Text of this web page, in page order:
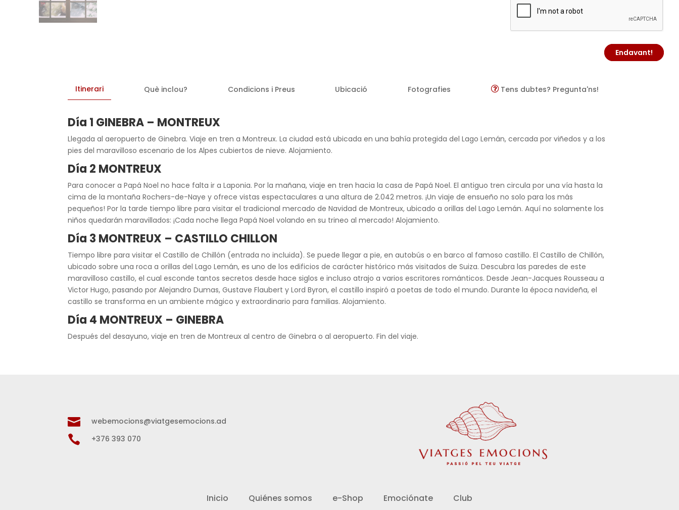
Endavant!
Itinerari Què inclou? Condicions i Preus Ubicació Fotografies Tens dubtes? Pregunta'ns!
Día 1 GINEBRA – MONTREUX
Llegada al aeropuerto de Ginebra. Viaje en tren a Montreux. La ciudad está ubicada en una bahía protegida del Lago Lemán, cercada por viñedos y a los
pies del maravilloso escenario de los Alpes cubiertos de nieve. Alojamiento.
Día 2 MONTREUX
Para conocer a Papá Noel no hace falta ir a Laponia. Por la mañana, viaje en tren hacia la casa de Papá Noel. El antiguo tren circula por una vía hasta la
cima de la montaña Rochers-de-Naye y ofrece vistas espectaculares a una altura de 2.042 metros. ¡Un viaje de ensueño no solo para los más
pequeños! Por la tarde tiempo libre para visitar el tradicional mercado de Navidad de Montreux, ubicado a orillas del Lago Lemán. Aquí no solamente los
niños quedarán maravillados: ¡Cada noche llega Papá Noel volando en su trineo al mercado! Alojamiento.
Día 3 MONTREUX – CASTILLO CHILLON
Tiempo libre para visitar el Castillo de Chillón (entrada no incluida). Se puede llegar a pie, en autobús o en barco al famoso castillo. El Castillo de Chillón,
ubicado sobre una roca a orillas del Lago Lemán, es uno de los edificios de carácter histórico más visitados de Suiza. Descubra las paredes de este
maravilloso castillo, el cual esconde tantos secretos desde hace siglos e incluso atrajo a varios escritores románticos. Desde Jean-Jacques Rousseau a
Victor Hugo, pasando por Alejandro Dumas, Gustave Flaubert y Lord Byron, el castillo inspiró a poetas de todo el mundo. Durante la época navideña, el
castillo se transforma en un ambiente mágico y extraordinario para familias. Alojamiento.
Día 4 MONTREUX – GINEBRA
Después del desayuno, viaje en tren de Montreux al centro de Ginebra o al aeropuerto. Fin del viaje.
 webemocions@viatgesemocions.ad
 +376 393 070
Inicio Quiénes somos e-Shop Emociónate Club